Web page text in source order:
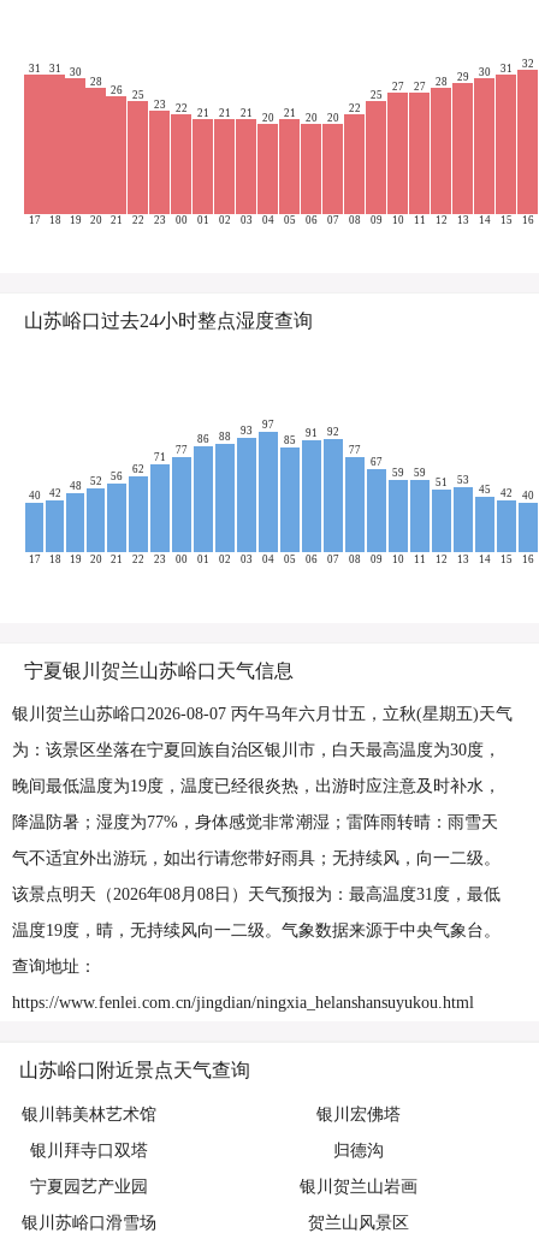
31
17
31
18
30
19
28
20
26
21
25
22
23
23
22
00
21
01
21
02
21
03
20
04
21
05
20
06
20
07
22
08
25
09
27
10
27
11
28
12
29
13
30
14
31
15
32
16
山苏峪口过去24小时整点湿度查询
40
17
42
18
48
19
52
20
56
21
62
22
71
23
77
00
86
01
88
02
93
03
97
04
85
05
91
06
92
07
77
08
67
09
59
10
59
11
51
12
53
13
45
14
42
15
40
16
宁夏银川贺兰山苏峪口天气信息
银川贺兰山苏峪口2026-08-07 丙午马年六月廿五，立秋(星期五)天气
为：该景区坐落在宁夏回族自治区银川市，白天最高温度为30度，
晚间最低温度为19度，温度已经很炎热，出游时应注意及时补水，
降温防暑；湿度为77%，身体感觉非常潮湿；雷阵雨转晴：雨雪天
气不适宜外出游玩，如出行请您带好雨具；无持续风，向一二级。
该景点明天（2026年08月08日）天气预报为：最高温度31度，最低
温度19度，晴，无持续风向一二级。气象数据来源于中央气象台。
查询地址：
https://www.fenlei.com.cn/jingdian/ningxia_helanshansuyukou.html
山苏峪口附近景点天气查询
银川韩美林艺术馆
银川宏佛塔
银川拜寺口双塔
归德沟
宁夏园艺产业园
银川贺兰山岩画
银川苏峪口滑雪场
贺兰山风景区